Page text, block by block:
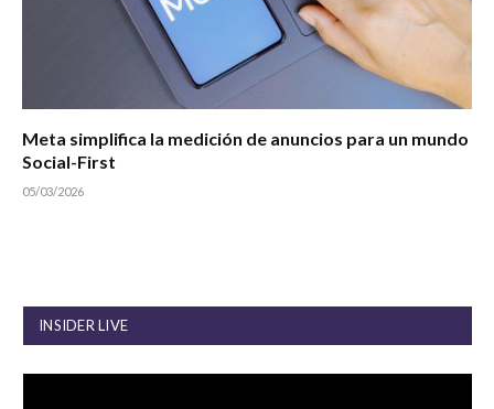
Meta simplifica la medición de anuncios para un mundo
Social-First
05/03/2026
INSIDER LIVE